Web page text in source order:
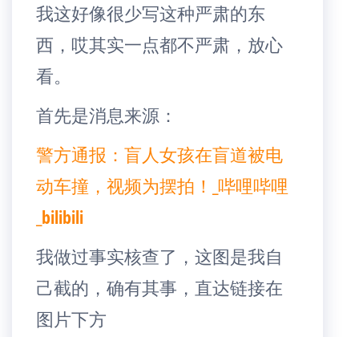
我这好像很少写这种严肃的东
西，哎其实一点都不严肃，放心
看。
首先是消息来源：
警方通报：盲人女孩在盲道被电
动车撞，视频为摆拍！_哔哩哔哩
_bilibili
我做过事实核查了，这图是我自
己截的，确有其事，直达链接在
图片下方